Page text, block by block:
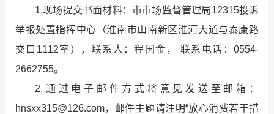
1.现场提交书面材料：市市场监督管理局12315投诉
举报处置指挥中心（淮南市山南新区淮河大道与泰康路
交口1112室），联系人：程国金， 联系电话：0554-
2662755。
2.通过电子邮件方式将意见发送至邮箱：
hnsxx315@126.com，邮件主题请注明“放心消费若干措